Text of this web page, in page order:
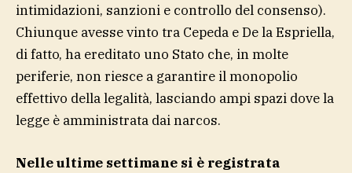
intimidazioni, sanzioni e controllo del consenso).
Chiunque avesse vinto tra Cepeda e De la Espriella,
di fatto, ha ereditato uno Stato che, in molte
periferie, non riesce a garantire il monopolio
effettivo della legalità, lasciando ampi spazi dove la
legge è amministrata dai narcos.
Nelle ultime settimane si è registrata